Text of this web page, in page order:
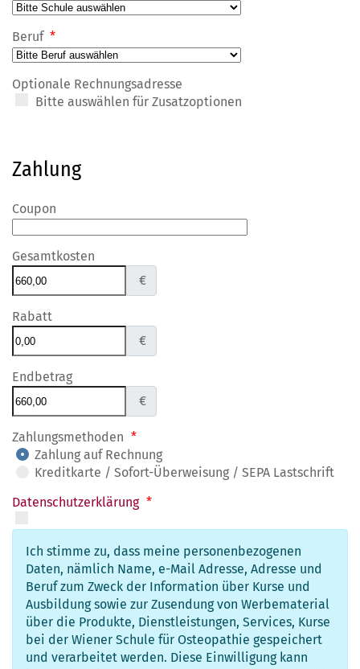
Beruf *
Optionale Rechnungsadresse
Bitte auswählen für Zusatzoptionen
Zahlung
Coupon
Gesamtkosten
€
Rabatt
€
Endbetrag
€
Zahlungsmethoden *
Zahlung auf Rechnung
Kreditkarte / Sofort-Überweisung / SEPA Lastschrift
Datenschutzerklärung *
Ich stimme zu, dass meine personenbezogenen
Daten, nämlich Name, e-Mail Adresse, Adresse und
Beruf zum Zweck der Information über Kurse und
Ausbildung sowie zur Zusendung von Werbematerial
über die Produkte, Dienstleistungen, Services, Kurse
bei der Wiener Schule für Osteopathie gespeichert
und verarbeitet werden. Diese Einwilligung kann